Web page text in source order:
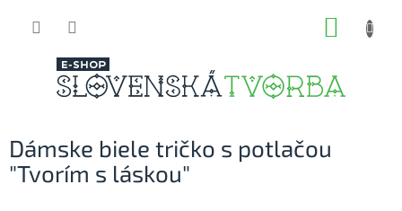
Dámske biele tričko s potlačou
"Tvorím s láskou"